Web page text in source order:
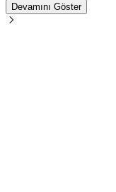
Devamını Göster